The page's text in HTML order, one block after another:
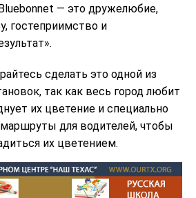
— это дружелюбие,
гостеприимство и
сделать это одной из
так как весь город любит
их цветение и специально
для водителей, чтобы
их цветением.